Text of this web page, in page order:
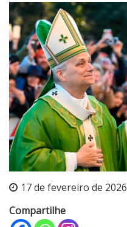
17 de fevereiro de 2026
Compartilhe